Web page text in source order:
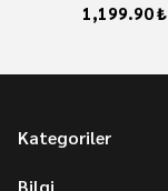
1,199.90 ₺
Kategoriler
Bilgi